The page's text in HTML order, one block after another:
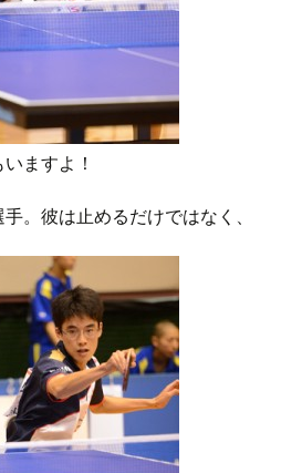
ますよ！
。彼は止めるだけではなく、